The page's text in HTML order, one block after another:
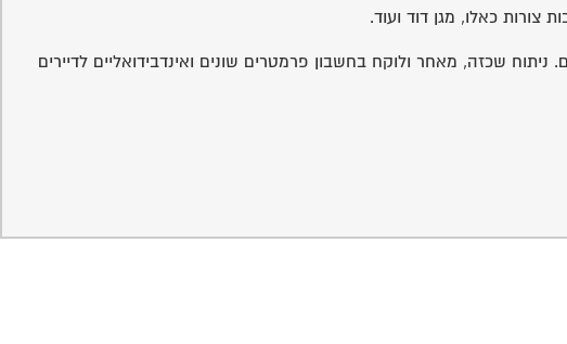
כאלו, מגן דוד ועוד.
ניתוח שכזה, מאחר ולוקח בחשבון פרמטרים שונים ואינדבידואליים לדיירים